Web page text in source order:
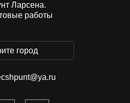
Ларсена.
работы
город